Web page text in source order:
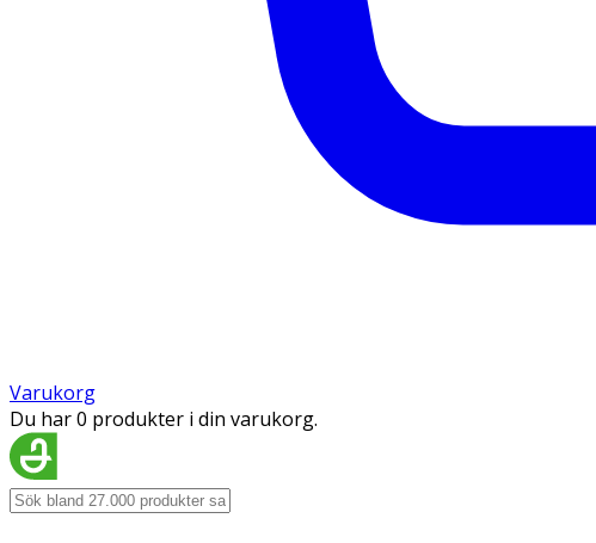
Varukorg
Du har 0 produkter i din varukorg.